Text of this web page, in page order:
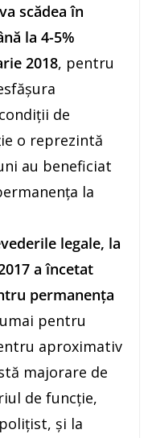
scădea în
la 4-5%
2018, pentru
de
o reprezintă
au beneficiat
la
legale, la
a încetat
permanența
pentru
aproximativ
majorare de
de funcție,
și la